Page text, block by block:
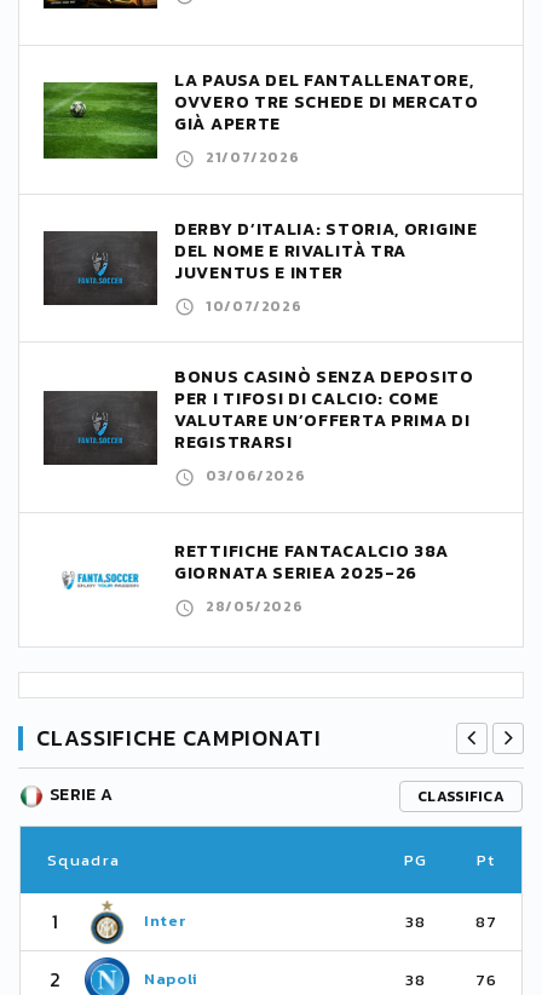
LA PAUSA DEL FANTALLENATORE,
OVVERO TRE SCHEDE DI MERCATO
GIÀ APERTE
21/07/2026
DERBY D’ITALIA: STORIA, ORIGINE
DEL NOME E RIVALITÀ TRA
JUVENTUS E INTER
10/07/2026
BONUS CASINÒ SENZA DEPOSITO
PER I TIFOSI DI CALCIO: COME
VALUTARE UN’OFFERTA PRIMA DI
REGISTRARSI
03/06/2026
RETTIFICHE FANTACALCIO 38A
GIORNATA SERIEA 2025-26
28/05/2026
CLASSIFICHE CAMPIONATI
SERIE A CLASSIFICA
Squadra PG Pt
1 Inter 38 87
2 Napoli 38 76